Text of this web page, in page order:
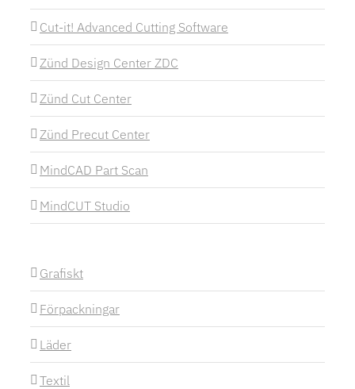
Cut-it! Advanced Cutting Software
Zünd Design Center ZDC
Zünd Cut Center
Zünd Precut Center
MindCAD Part Scan
MindCUT Studio
Grafiskt
Förpackningar
Läder
Textil